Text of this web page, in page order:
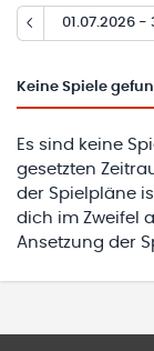
01.07.2026 -
Keine Spiele
Es sind keine
gesetzten
der Spielpläne
dich im Zweifel
Ansetzung der